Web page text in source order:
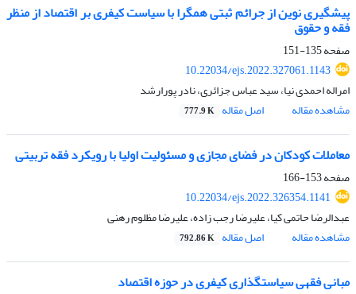
پیشگیری نوین از جرائم ثبتی همگرا با سیاست کیفری بر اقتصاد از منظر
فقه و حقوق
صفحه135-151
10.22034/ejs.2022.327061.1143
امراله احمدی نیا، سید عباس جزائری، نادر پورارشد
مشاهده مقاله
اصل مقاله 777.9 K
معاملات کودکان در فضای مجازی و مسئولیت اولیا با رویکرد فقه تربیتی
صفحه153-166
10.22034/ejs.2022.326354.1141
عبدالرضا حاتمی کیا، علیرضا رجب زاده، علیرضا مظلوم رهنی
مشاهده مقاله
اصل مقاله 792.86 K
مبانی فقهی سیاستگذاری کیفری در حوزه اقتصاد